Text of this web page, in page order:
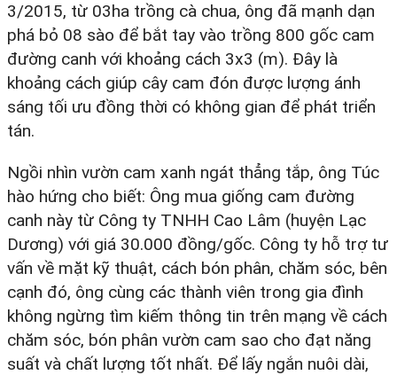
3/2015, từ 03ha trồng cà chua, ông đã mạnh dạn
phá bỏ 08 sào để bắt tay vào trồng 800 gốc cam
đường canh với khoảng cách 3x3 (m). Đây là
khoảng cách giúp cây cam đón được lượng ánh
sáng tối ưu đồng thời có không gian để phát triển
tán.
Ngồi nhìn vườn cam xanh ngát thẳng tắp, ông Túc
hào hứng cho biết: Ông mua giống cam đường
canh này từ Công ty TNHH Cao Lâm (huyện Lạc
Dương) với giá 30.000 đồng/gốc. Công ty hỗ trợ tư
vấn về mặt kỹ thuật, cách bón phân, chăm sóc, bên
cạnh đó, ông cùng các thành viên trong gia đình
không ngừng tìm kiếm thông tin trên mạng về cách
chăm sóc, bón phân vườn cam sao cho đạt năng
suất và chất lượng tốt nhất. Để lấy ngắn nuôi dài,